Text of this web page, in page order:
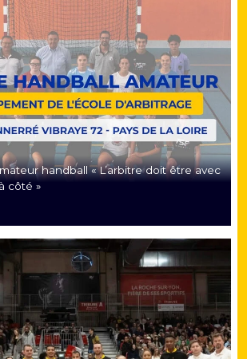
handball « L’arbitre doit être avec
côté »